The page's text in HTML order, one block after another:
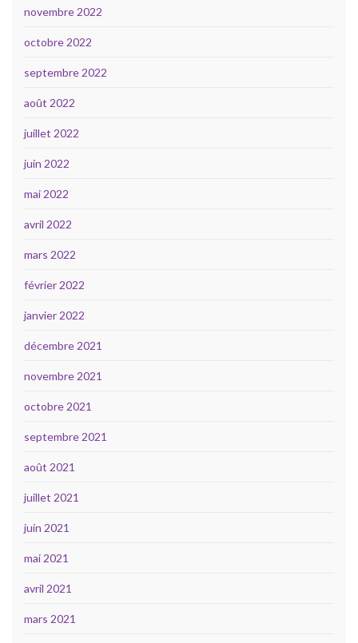
novembre 2022
octobre 2022
septembre 2022
août 2022
juillet 2022
juin 2022
mai 2022
avril 2022
mars 2022
février 2022
janvier 2022
décembre 2021
novembre 2021
octobre 2021
septembre 2021
août 2021
juillet 2021
juin 2021
mai 2021
avril 2021
mars 2021